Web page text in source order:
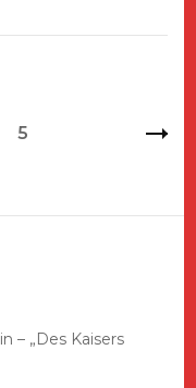
Seite
5
– „Des Kaisers